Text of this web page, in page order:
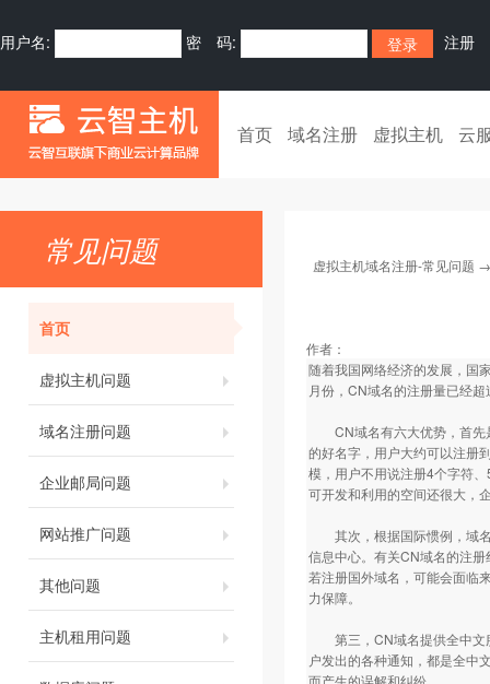
用户名: 密 码: 注册
首页 域名注册 虚拟主机 云
常见问题
首页
虚拟主机问题
域名注册问题
企业邮局问题
网站推广问题
其他问题
主机租用问题
虚拟主机域名注册-常见问题
作者：
随着我国网络经济的发展，国
月份，CN域名的注册量已经
CN域名有六大优势，首先
的好名字，用户大约可以注册
模，用户不用说注册4个字符
可开发和利用的空间还很大，
其次，根据国际惯例，域名
信息中心。有关CN域名的注
若注册国外域名，可能会面临
力保障。
第三，CN域名提供全中文
户发出的各种通知，都是全中
而产生的误解和纠纷。